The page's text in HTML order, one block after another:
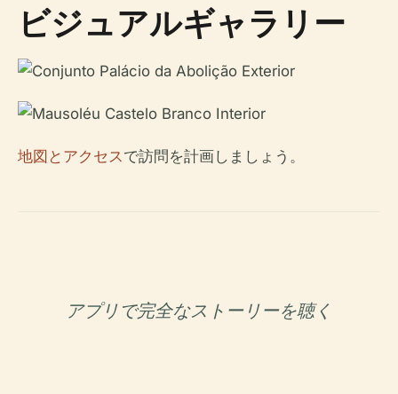
ビジュアルギャラリー
地図とアクセスで訪問を計画しましょう。
アプリで完全なストーリーを聴く